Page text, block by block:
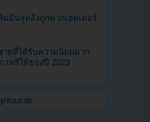
มินจูหลังถูกพวกเฮดเตอร์
ยที่ได้รับความนิยมมาก
าหลีใต้ของปี 2023